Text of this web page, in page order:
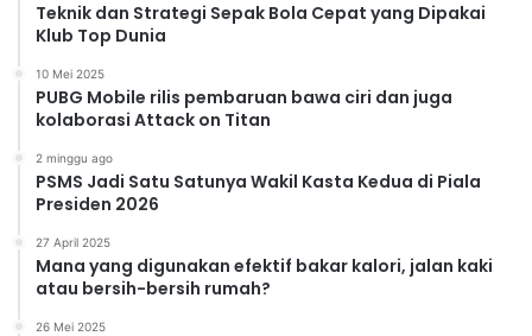
Teknik dan Strategi Sepak Bola Cepat yang Dipakai
Klub Top Dunia
10 Mei 2025
PUBG Mobile rilis pembaruan bawa ciri dan juga
kolaborasi Attack on Titan
2 minggu ago
PSMS Jadi Satu Satunya Wakil Kasta Kedua di Piala
Presiden 2026
27 April 2025
Mana yang digunakan efektif bakar kalori, jalan kaki
atau bersih-bersih rumah?
26 Mei 2025